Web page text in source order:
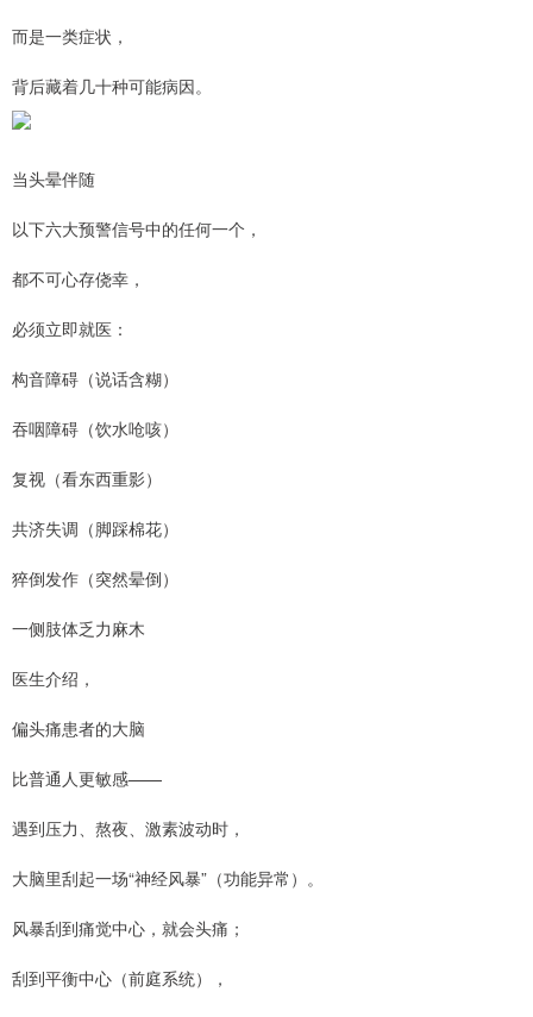
而是一类症状，
背后藏着几十种可能病因。
当头晕伴随
以下六大预警信号中的任何一个，
都不可心存侥幸，
必须立即就医：
构音障碍（说话含糊）
吞咽障碍（饮水呛咳）
复视（看东西重影）
共济失调（脚踩棉花）
猝倒发作（突然晕倒）
一侧肢体乏力麻木
医生介绍，
偏头痛患者的大脑
比普通人更敏感——
遇到压力、熬夜、激素波动时，
大脑里刮起一场“神经风暴”（功能异常）。
风暴刮到痛觉中心，就会头痛；
刮到平衡中心（前庭系统），